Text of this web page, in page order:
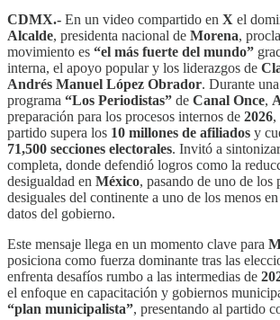
CDMX.- En un video compartido en X el
Alcalde, presidenta nacional de Morena,
movimiento es “el más fuerte del mundo”
interna, el apoyo popular y los liderazgos de
Andrés Manuel López Obrador. Durante
programa “Los Periodistas” de Canal Once,
preparación para los procesos internos de 2026,
partido supera los 10 millones de afiliados y
71,500 secciones electorales. Invitó a
completa, donde defendió logros como la
desigualdad en México, pasando de uno de los
desiguales del continente a uno de los menos
datos del gobierno.
Este mensaje llega en un momento clave para
posiciona como fuerza dominante tras las
enfrenta desafíos rumbo a las intermedias de
el enfoque en capacitación y gobiernos
“plan municipalista”, presentando al partido